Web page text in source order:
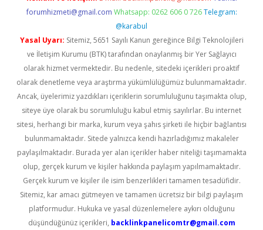
forumhizmeti@gmail.com Whatsapp: 0262 606 0 726 Telegram:
@karabul
Yasal Uyarı: Sitemiz, 5651 Sayılı Kanun gereğince Bilgi Teknolojileri
ve İletişim Kurumu (BTK) tarafından onaylanmış bir Yer Sağlayıcı
olarak hizmet vermektedir. Bu nedenle, sitedeki içerikleri proaktif
olarak denetleme veya araştırma yükümlülüğümüz bulunmamaktadır.
Ancak, üyelerimiz yazdıkları içeriklerin sorumluluğunu taşımakta olup,
siteye üye olarak bu sorumluluğu kabul etmiş sayılırlar. Bu internet
sitesi, herhangi bir marka, kurum veya şahıs şirketi ile hiçbir bağlantısı
bulunmamaktadır. Sitede yalnızca kendi hazırladığımız makaleler
paylaşılmaktadır. Burada yer alan içerikler haber niteliği taşımamakta
olup, gerçek kurum ve kişiler hakkında paylaşım yapılmamaktadır.
Gerçek kurum ve kişiler ile isim benzerlikleri tamamen tesadüfidir.
Sitemiz, kar amacı gütmeyen ve tamamen ücretsiz bir bilgi paylaşım
platformudur. Hukuka ve yasal düzenlemelere aykırı olduğunu
düşündüğünüz içerikleri, backlinkpanelicomtr@gmail.com